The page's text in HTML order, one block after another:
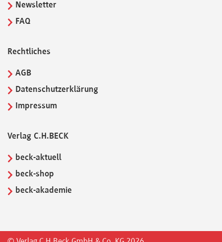
Newsletter
FAQ
Rechtliches
AGB
Datenschutzerklärung
Impressum
Verlag C.H.BECK
beck-aktuell
beck-shop
beck-akademie